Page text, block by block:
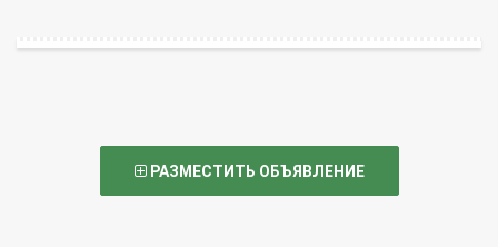
РАЗМЕСТИТЬ ОБЪЯВЛЕНИЕ